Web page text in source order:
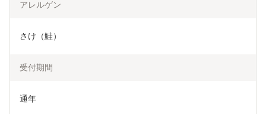
アレルゲン
さけ（鮭）
受付期間
通年